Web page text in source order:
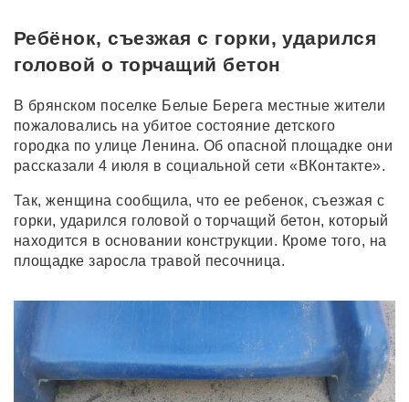
Ребёнок, съезжая с горки, ударился
головой о торчащий бетон
В брянском поселке Белые Берега местные жители
пожаловались на убитое состояние детского
городка по улице Ленина. Об опасной площадке они
рассказали 4 июля в социальной сети «ВКонтакте».
Так, женщина сообщила, что ее ребенок, съезжая с
горки, ударился головой о торчащий бетон, который
находится в основании конструкции. Кроме того, на
площадке заросла травой песочница.